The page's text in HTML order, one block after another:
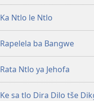
Ka Ntlo le Ntlo
Rapelela ba Bangwe
Rata Ntlo ya Jehofa
Ke sa tlo Dira Dilo tše